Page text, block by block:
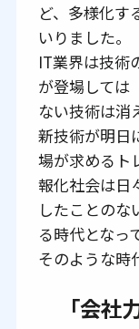
ど、多様化す
いりました。
IT業界は技術
が登場しては
ない技術は消
新技術が明日
場が求めるト
報化社会は日
したことのな
る時代となっ
そのような時
「会社